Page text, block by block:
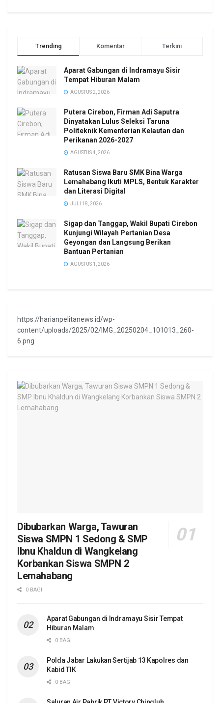
Trending Komentar Terkini
Aparat Gabungan di Indramayu Sisir
Tempat Hiburan Malam
AGUSTUS 2, 2026
Putera Cirebon, Firman Adi Saputra
Dinyatakan Lulus Seleksi Taruna
Politeknik Kementerian Kelautan dan
Perikanan 2026-2027
AGUSTUS 4, 2026
Ratusan Siswa Baru SMK Bina Warga
Lemahabang Ikuti MPLS, Bentuk Karakter
dan Literasi Digital
JULI 18, 2026
Sigap dan Tanggap, Wakil Bupati Cirebon
Kunjungi Wilayah Pertanian Desa
Geyongan dan Langsung Berikan
Bantuan Pertanian
AGUSTUS 1, 2026
https://harianpelitanews.id/wp-
content/uploads/2025/02/IMG_20250204_101013_260-
6.png
Dibubarkan Warga, Tawuran
Siswa SMPN 1 Sedong & SMP
Ibnu Khaldun di Wangkelang
Korbankan Siswa SMPN 2
Lemahabang
0 BAGI
Aparat Gabungan di Indramayu Sisir Tempat
Hiburan Malam
0 BAGI
Polda Jabar Lakukan Sertijab 13 Kapolres dan
Kabid TIK
0 BAGI